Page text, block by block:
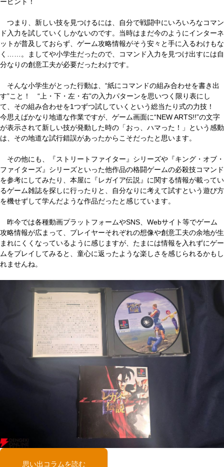
つまり、新しい技を見つけるには、自分で戦闘中にいろいろなコマン
ド入力を試していくしかないのです。当時はまだ今のようにインターネ
ットが普及しておらず、ゲーム攻略情報がそう安々と手に入るわけもな
く……。ましてや小学生だったので、コマンド入力を見つけ出すには自
分なりの創意工夫が必要だったわけです。
そんな小学生がとった行動は、“紙にコマンドの組み合わせを書き出
す”こと！ “上・下・左・右”の入力パターンを思いつく限り表にし
て、その組み合わせを1つずつ試していくという総当たり式の力技！
今思えばかなり地道な作業ですが、ゲーム画面に“NEW ARTS!!”の文字
が表示されて新しい技が発動した時の「おっ、ハマった！」という感動
は、その地道な試行錯誤があったからこそだったと思います。
その他にも、『ストリートファイター』シリーズや『キング・オブ・
ファイターズ』シリーズといった他作品の格闘ゲームの必殺技コマンド
を参考にしてみたり、本屋に『レガイア伝説』に関する情報が載ってい
るゲーム雑誌を探しに行ったりと、自分なりに考えて試すという遊び方
を機せずして学んだような作品だったと感じています。
昨今では各種動画プラットフォームやSNS、Webサイト等でゲーム
攻略情報が広まって、プレイヤーそれぞれの想像や創意工夫の余地が生
まれにくくなっているように感じますが、たまには情報を入れずにゲー
ムをプレイしてみると、童心に返ったような楽しさを感じられるかもし
れませんね。
思い出コラムを読む